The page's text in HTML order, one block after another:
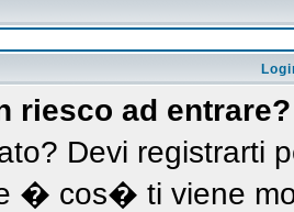
riesco ad entrare?
Devi registrarti
� cos� ti viene